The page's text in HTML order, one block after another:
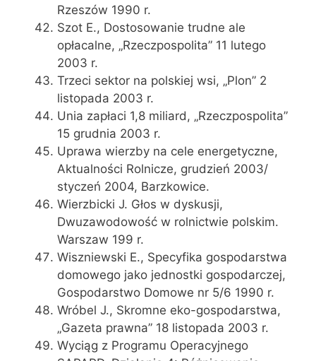
Rzeszów 1990 r.
Szot E., Dostosowanie trudne ale
opłacalne, „Rzeczpospolita” 11 lutego
2003 r.
Trzeci sektor na polskiej wsi, „Plon” 2
listopada 2003 r.
Unia zapłaci 1,8 miliard, „Rzeczpospolita”
15 grudnia 2003 r.
Uprawa wierzby na cele energetyczne,
Aktualności Rolnicze, grudzień 2003/
styczeń 2004, Barzkowice.
Wierzbicki J. Głos w dyskusji,
Dwuzawodowość w rolnictwie polskim.
Warszaw 199 r.
Wiszniewski E., Specyfika gospodarstwa
domowego jako jednostki gospodarczej,
Gospodarstwo Domowe nr 5/6 1990 r.
Wróbel J., Skromne eko-gospodarstwa,
„Gazeta prawna” 18 listopada 2003 r.
Wyciąg z Programu Operacyjnego